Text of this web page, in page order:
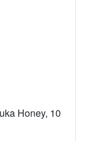
Honey, 10